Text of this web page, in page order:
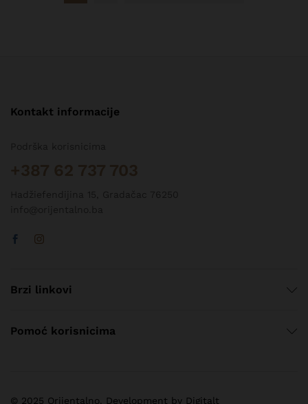
Kontakt informacije
Brzi linkovi
Pomoć korisnicima
© 2025 Orijentalno. Development by Digitalt